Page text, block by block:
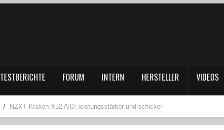
TESTBERICHTE FORUM INTERN HERSTELLER VIDEOS
/ NZXT Kraken X52 AiO: leistungsstärker und schicker